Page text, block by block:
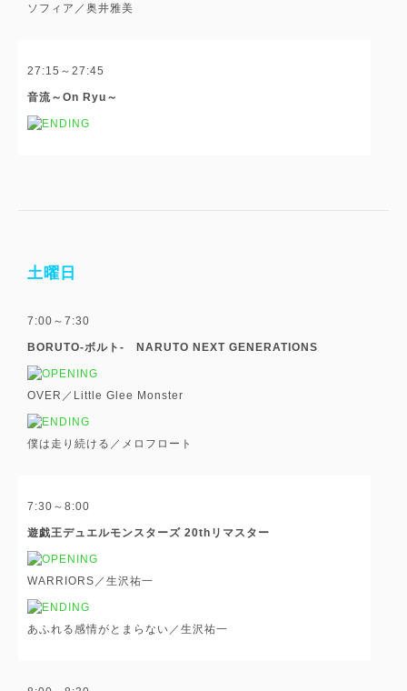
ソフィア／奥井雅美
27:15～27:45
音流～On Ryu～
土曜日
7:00～7:30
BORUTO-ボルト- NARUTO NEXT GENERATIONS
OVER／Little Glee Monster
僕は走り続ける／メロフロート
7:30～8:00
遊戯王デュエルモンスターズ 20thリマスター
WARRIORS／生沢祐一
あふれる感情がとまらない／生沢祐一